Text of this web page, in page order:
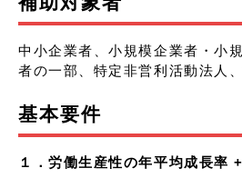
中小企業者、小規模企業者・小
者の一部、特定非営利活動法人
基本要件
１．労働生産性の年平均成長率